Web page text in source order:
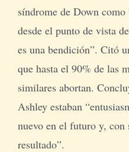
síndrome de Down
desde el punto de vista
es una bendición”. Citó
que hasta el 90% de las
similares abortan.
Ashley estaban
nuevo en el futuro y, con
resultado”.